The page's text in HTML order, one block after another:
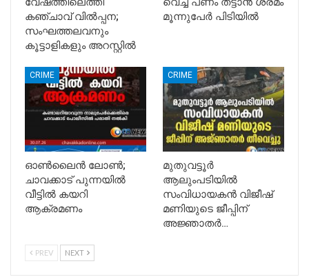
കഞ്ചാവ് വിൽപ്പന;
സംഘത്തലവനും
കൂട്ടാളികളും അറസ്റ്റിൽ
മൂന്നുപേർ പിടിയിൽ
CRIME
ഓൺലൈൻ ലോൺ;
ചാവക്കാട് പുന്നയിൽ
വീട്ടിൽ കയറി
ആക്രമണം
CRIME
മുതുവട്ടൂര്‍
ആലുംപടിയിൽ
സംവിധായകന്‍ വിജീഷ്
മണിയുടെ ജീപ്പിന്
അജ്ഞാതർ…
PREV NEXT